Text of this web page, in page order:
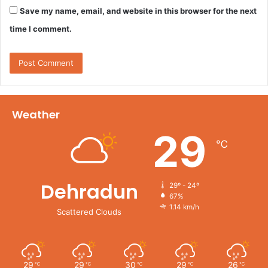
Save my name, email, and website in this browser for the next
time I comment.
Weather
Dehradun
Scattered Clouds
29 ℃
29º - 24º
67%
1.14 km/h
29 ℃ 29 ℃ 30 ℃ 29 ℃ 26 ℃